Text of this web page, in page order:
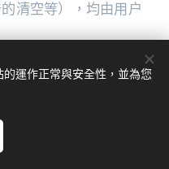
清空等），均由用户
：
運作正常與安全性，並為您